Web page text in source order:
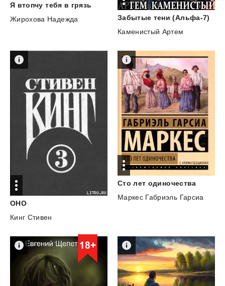
Я втопчу тебя в грязь
Жирохова Надежда
Забытые тени (Альфа-7)
Каменистый Артем
ОНО
Кинг Стивен
Сто лет одиночества
Маркес Габриэль Гарсиа